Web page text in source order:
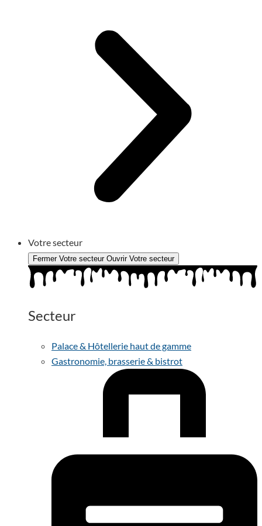
Votre secteur
Fermer Votre secteur Ouvrir Votre secteur
Secteur
Palace & Hôtellerie haut de gamme
Gastronomie, brasserie & bistrot